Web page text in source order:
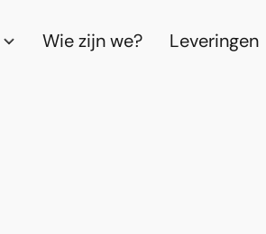
Wie zijn we? Leveringen